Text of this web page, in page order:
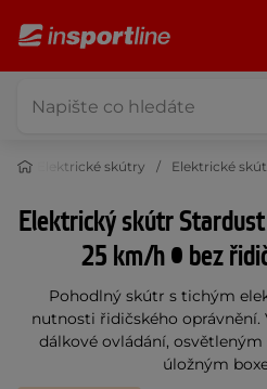
Elektrické skútry Elektrické
Elektrický skútr
25 km/h • bez
Pohodlný skútr s tichým
nutnosti řidičského oprávnění.
dálkové ovládání,
úložným